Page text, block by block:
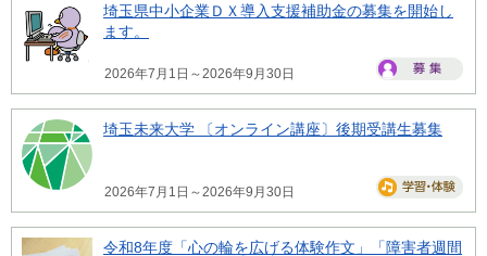
埼玉県中小企業ＤＸ導入支援補助金の募集を開始し
ます。
2026年7月1日～2026年9月30日
埼玉未来大学 〔オンライン講座〕後期受講生募集
2026年7月1日～2026年9月30日
令和8年度「心の輪を広げる体験作文」「障害者週間